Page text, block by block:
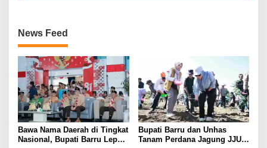
News Feed
Bawa Nama Daerah di Tingkat
Nasional, Bupati Barru Lepas
Bupati Barru dan Unhas
Tanam Perdana Jagung JJUH,